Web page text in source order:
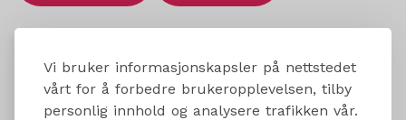
Vi bruker informasjonskapsler på nettstedet
vårt for å forbedre brukeropplevelsen, tilby
personlig innhold og analysere trafikken vår.